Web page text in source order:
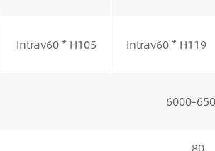
Intrav60 * H105 Intrav60 * H119
6000-